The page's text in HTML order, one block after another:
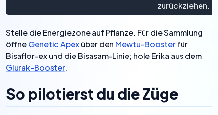
zurückziehen.
Stelle die Energiezone auf Pflanze. Für die Sammlung
öffneGenetic Apexüber den Mewtu-Boosterfür
Bisaflor-ex und die Bisasam-Linie; hole Erika aus dem
Glurak-Booster.
So pilotierst du die Züge